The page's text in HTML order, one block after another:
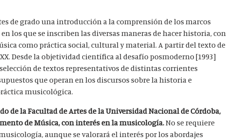
de grado una introducción a la comprensión de los marcos
los que se inscriben las diversas maneras de hacer historia, con
como práctica social, cultural y material. A partir del texto de
Desde la objetividad científica al desafío posmoderno [1993]
de textos representativos de distintas corrientes
que operan en los discursos sobre la historia e
musicológica.
de la Facultad de Artes de la Universidad Nacional de Córdoba,
de Música, con interés en la musicología.No se requiere
aunque se valorará el interés por los abordajes